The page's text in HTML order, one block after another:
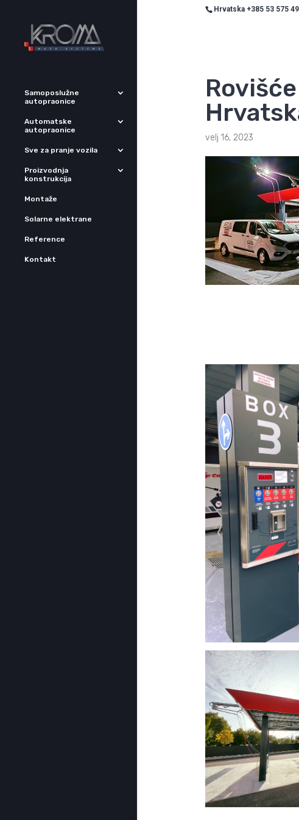
Hrvatska +385 53 575
Samoposlužne
autopraonice
Automatske
autopraonice
Sve za pranje vozila
Proizvodnja
konstrukcija
Montaže
Solarne elektrane
Reference
Kontakt
velj 16, 2023